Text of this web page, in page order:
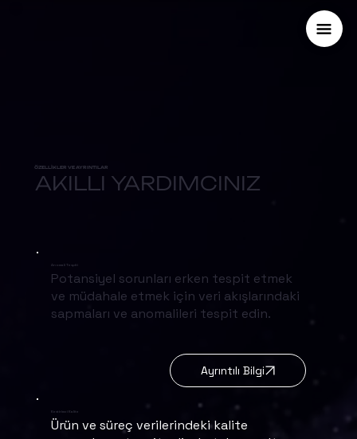
ÖZELLİKLER VE AYRINTILAR
AKILLI YARDIMCINIZ
Anomali Tespiti
Potansiyel sorunları erken tespit etmek
ve müdahale etmek için veri akışlarındaki
sapmaları ve anomalileri tespit edin.
Ayrıntılı Bilgi
Kestirimci Kalite
Ürün ve süreç verilerindeki kalite